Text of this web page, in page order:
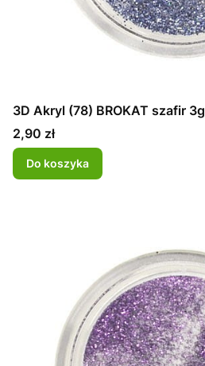
3D Akryl (78) BROKAT szafir 3g
Cena
2,90 zł
Do koszyka